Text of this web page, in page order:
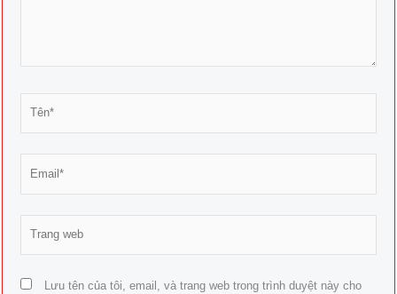
Lưu tên của tôi, email, và trang web trong trình duyệt này cho